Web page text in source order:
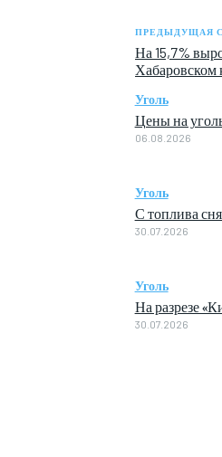
ПРЕДЫДУЩАЯ
На 15,7%
Хабаровском
Уголь
Цены на
06.08.2026
Уголь
С топлива
30.07.2026
Уголь
На разрезе
30.07.2026